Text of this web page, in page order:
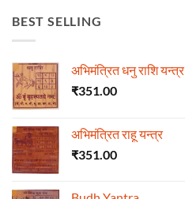
BEST SELLING
अभिमंत्रित धनु राशि यन्त्र
₹351.00
अभिमंत्रित राहू यन्त्र
₹351.00